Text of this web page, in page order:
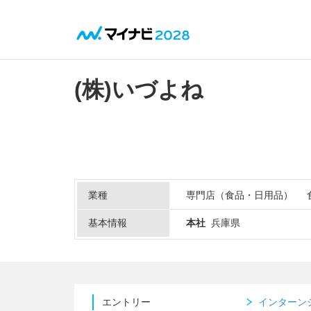
(株)いづよね
業種 専門店（食品・日用品）
基本情報 本社 兵庫県
エントリー インターン